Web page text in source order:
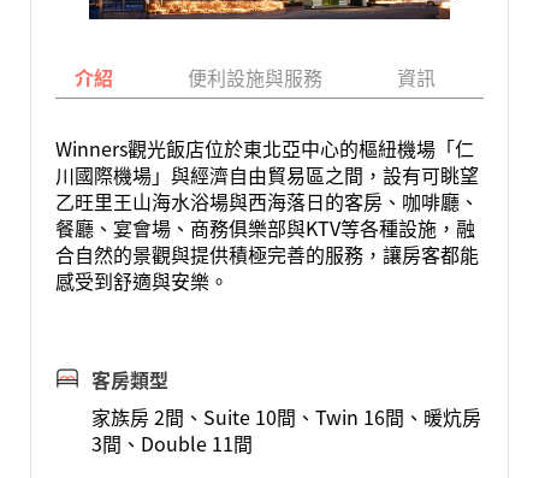
介紹 便利設施與服務 資訊
Winners觀光飯店位於東北亞中心的樞紐機場「仁
川國際機場」與經濟自由貿易區之間，設有可眺望
乙旺里王山海水浴場與西海落日的客房、咖啡廳、
餐廳、宴會場、商務俱樂部與KTV等各種設施，融
合自然的景觀與提供積極完善的服務，讓房客都能
感受到舒適與安樂。
客房類型
家族房 2間、Suite 10間、Twin 16間、暖炕房
3間、Double 11間